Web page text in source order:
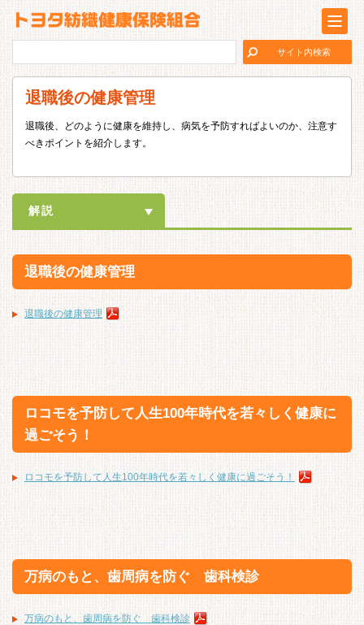
退職後の健康管理
退職後、どのように健康を維持し、病気を予防すればよいのか、注意す
べきポイントを紹介します。
解説
退職後の健康管理
退職後の健康管理
ロコモを予防して人生100年時代を若々しく健康に
過ごそう！
ロコモを予防して人生100年時代を若々しく健康に過ごそう！
万病のもと、歯周病を防ぐ 歯科検診
万病のもと、歯周病を防ぐ 歯科検診